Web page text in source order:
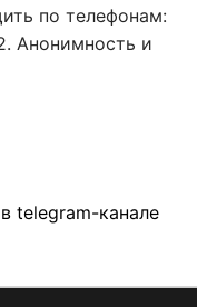
по телефонам:
Анонимность и
telegram-канале